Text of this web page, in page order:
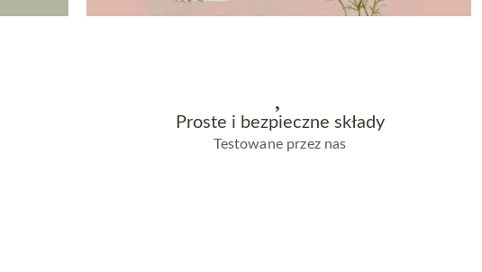
Proste i bezpieczne składy
Testowane przez nas